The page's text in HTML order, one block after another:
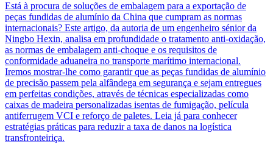
Está à procura de soluções de embalagem para a exportação de
peças fundidas de alumínio da China que cumpram as normas
internacionais? Este artigo, da autoria de um engenheiro sénior da
Ningbo Hexin, analisa em profundidade o tratamento anti-oxidação,
as normas de embalagem anti-choque e os requisitos de
conformidade aduaneira no transporte marítimo internacional.
Iremos mostrar-lhe como garantir que as peças fundidas de alumínio
de precisão passem pela alfândega em segurança e sejam entregues
em perfeitas condições, através de técnicas especializadas como
caixas de madeira personalizadas isentas de fumigação, película
antiferrugem VCI e reforço de paletes. Leia já para conhecer
estratégias práticas para reduzir a taxa de danos na logística
transfronteiriça.